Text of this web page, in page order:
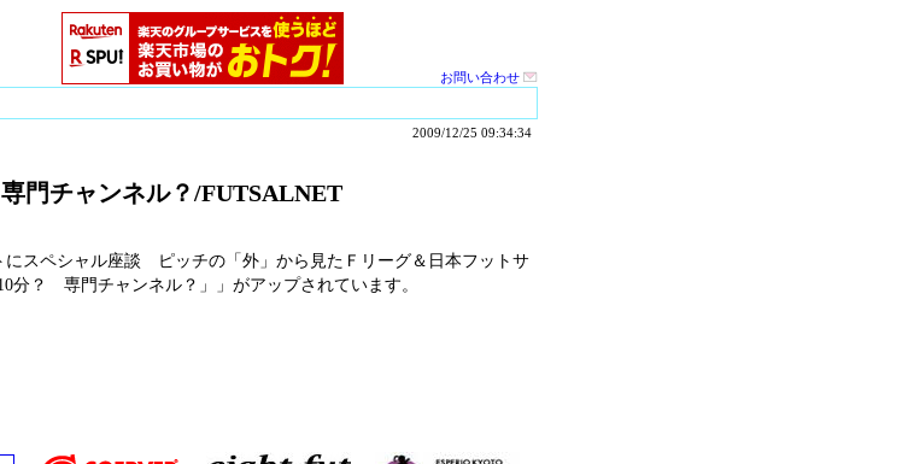
お問い合わせ
2009/12/25 09:34:34
門チャンネル？/FUTSALNET
にスペシャル座談 ピッチの「外」から見たＦリーグ＆日本フットサ
分？ 専門チャンネル？」」がアップされています。